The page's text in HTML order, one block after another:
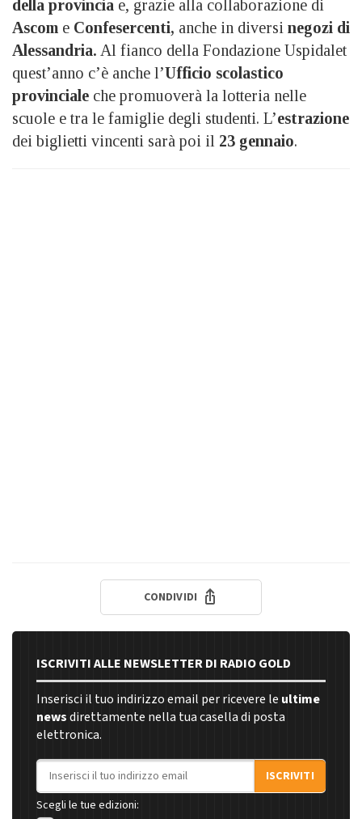
della provincia e, grazie alla collaborazione di
Ascom e Confesercenti, anche in diversi negozi di
Alessandria. Al fianco della Fondazione Uspidalet
quest’anno c’è anche l’Ufficio scolastico
provinciale che promuoverà la lotteria nelle
scuole e tra le famiglie degli studenti. L’estrazione
dei biglietti vincenti sarà poi il 23 gennaio.
CONDIVIDI
ISCRIVITI ALLE NEWSLETTER DI RADIO GOLD
Inserisci il tuo indirizzo email per ricevere le ultime
newsdirettamente nella tua casella di posta
elettronica.
Indirizzo email
ISCRIVITI
Scegli le tue edizioni: